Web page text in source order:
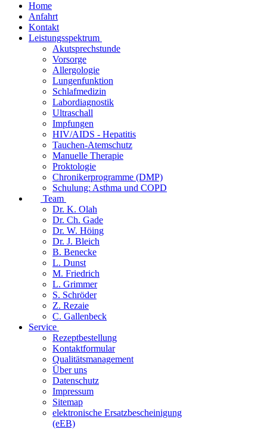
Home
Anfahrt
Kontakt
Leistungsspektrum
Akutsprechstunde
Vorsorge
Allergologie
Lungenfunktion
Schlafmedizin
Labordiagnostik
Ultraschall
Impfungen
HIV/AIDS - Hepatitis
Tauchen-Atemschutz
Manuelle Therapie
Proktologie
Chronikerprogramme (DMP)
Schulung: Asthma und COPD
Team
Dr. K. Olah
Dr. Ch. Gade
Dr. W. Höing
Dr. J. Bleich
B. Benecke
L. Dunst
M. Friedrich
L. Grimmer
S. Schröder
Z. Rezaie
C. Gallenbeck
Service
Rezeptbestellung
Kontaktformular
Qualitätsmanagement
Über uns
Datenschutz
Impressum
Sitemap
elektronische Ersatzbescheinigung
(eEB)